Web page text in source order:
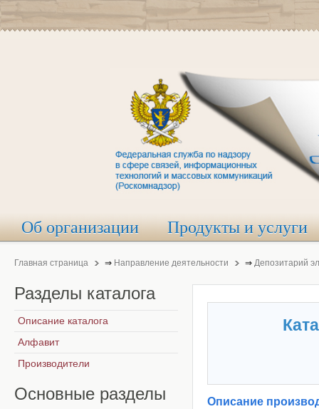
Об организации Продукты и услуги
Главная страница ⇒ Направление деятельности ⇒ Депозитарий
Описание
Разделы каталога
Описание каталога
Алфавит
Производители
Основные разделы